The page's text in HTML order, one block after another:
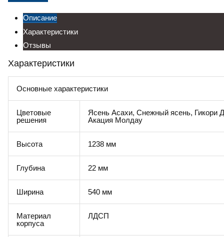
Описание
Характеристики
Отзывы
Характеристики
Основные характеристики
Цветовые
решения
Ясень Асахи, Снежный ясень, Гикори
Акация Молдау
Высота 1238 мм
Глубина 22 мм
Ширина 540 мм
Материал
корпуса
ЛДСП